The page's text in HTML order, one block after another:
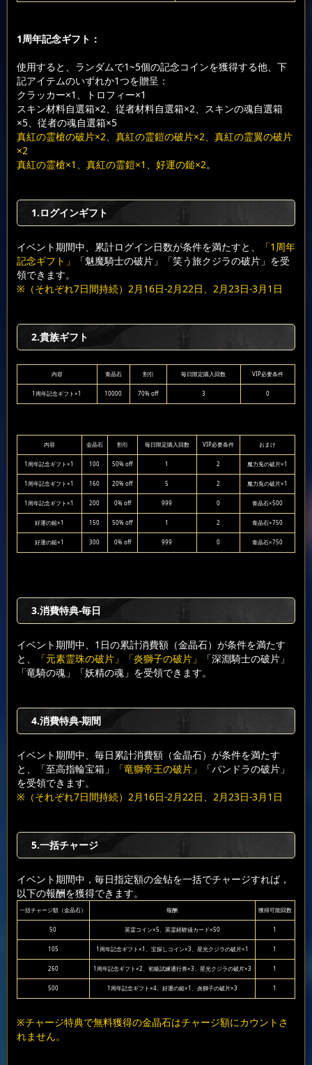
1周年記念ギフト：
使用すると、ランダムで1~5個の記念コインを獲得する他、下
記アイテムのいずれか1つを贈呈：
クラッカー×1、トロフィー×1
スキン材料自選箱×2、従者材料自選箱×2、スキンの魂自選箱
×5、従者の魂自選箱×5
真紅の霊槍の破片×2、真紅の霊鎧の破片×2、真紅の霊翼の破片
×2
真紅の霊槍×1、真紅の霊鎧×1、好運の鎚×2。
1.ログインギフト
イベント期間中、累計ログイン日数が条件を満たすと、
「1周年
記念ギフト」
「魅魔騎士の破片」「笑う旅クジラの破片」を受
領できます。
※（それぞれ7日間持続）2月16日-2月22日、2月23日-3月1日
2.貴族ギフト
内容 青晶石 割引 毎日限定購入回数 VIP必要条件
1周年記念ギフト×1 10000 70% off 3 0
内容 金晶石 割引 毎日限定購入回数 VIP必要条件 おまけ
1周年記念ギフト×1 100 50% off 1 2 魔力兎の破片×1
1周年記念ギフト×1 160 20% off 5 2 魔力兎の破片×1
1周年記念ギフト×1 200 0% off 999 0 青晶石×500
好運の鎚×1 150 50% off 1 2 青晶石×750
好運の鎚×1 300 0% off 999 0 青晶石×750
3.消費特典-毎日
イベント期間中、1日の累計消費額（金晶石）が条件を満たす
と、
「元素霊珠の破片」「炎獅子の破片」
「深淵騎士の破片」
「竜騎の魂」「妖精の魂」を受領できます。
4.消費特典-期間
イベント期間中、毎日累計消費額（金晶石）が条件を満たす
と、「至高指輪宝箱」
「竜獅帝王の破片」
「パンドラの破片」
を受領できます。
※（それぞれ7日間持続）2月16日-2月22日、2月23日-3月1日
5.一括チャージ
イベント期間中，毎日指定額の金钻を一括でチャージすれば，
以下の報酬を獲得できます。
一括チャージ額（金晶石） 報酬 獲得可能回数
50 英霊コイン×5、英霊経験値カード×50 1
105 1周年記念ギフト×1、宝探しコイン×3、星光クジラの破片×1 1
260 1周年記念ギフト×2、初級試練通行券×3、星光クジラの破片×3 1
500 1周年記念ギフト×4、好運の鎚×1、炎獅子の破片×3 1
※チャージ特典で無料獲得の金晶石はチャージ額にカウントさ
れません。